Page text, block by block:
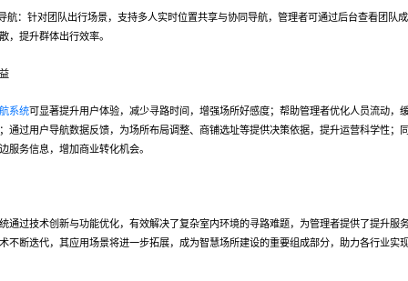
航：针对团队出行场景，支持多人实时位置共享与协同导航，管理者可通过后台查看团队成
，提升群体出行效率。
系统可显著提升用户体验，减少寻路时间，增强场所好感度；帮助管理者优化人员流动，
通过用户导航数据反馈，为场所布局调整、商铺选址等提供决策依据，提升运营科学性；
服务信息，增加商业转化机会。
通过技术创新与功能优化，有效解决了复杂室内环境的寻路难题，为管理者提供了提升服
不断迭代，其应用场景将进一步拓展，成为智慧场所建设的重要组成部分，助力各行业实现